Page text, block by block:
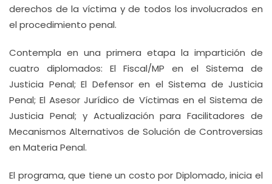
derechos de la víctima y de todos los involucrados en
el procedimiento penal.
Contempla en una primera etapa la impartición de
cuatro diplomados: El Fiscal/MP en el Sistema de
Justicia Penal; El Defensor en el Sistema de Justicia
Penal; El Asesor Jurídico de Víctimas en el Sistema de
Justicia Penal; y Actualización para Facilitadores de
Mecanismos Alternativos de Solución de Controversias
en Materia Penal.
El programa, que tiene un costo por Diplomado, inicia el